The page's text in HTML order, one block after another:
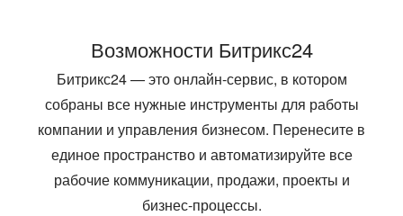
Возможности Битрикс24
Битрикс24 — это онлайн-сервис, в котором
собраны все нужные инструменты для работы
компании и управления бизнесом. Перенесите в
единое пространство и автоматизируйте все
рабочие коммуникации, продажи, проекты и
бизнес-процессы.